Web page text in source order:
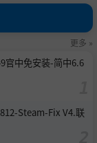
更多 »
官中免安装-简中6.6
Steam-Fix V4.联